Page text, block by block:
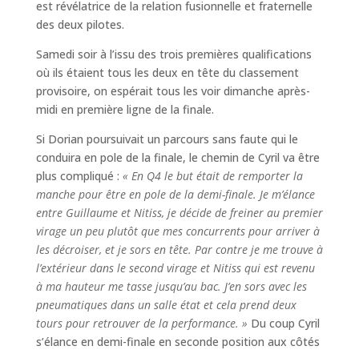
est révélatrice de la relation fusionnelle et fraternelle
des deux pilotes.
Samedi soir à l’issu des trois premières qualifications
où ils étaient tous les deux en tête du classement
provisoire, on espérait tous les voir dimanche après-
midi en première ligne de la finale.
Si Dorian poursuivait un parcours sans faute qui le
conduira en pole de la finale, le chemin de Cyril va être
plus compliqué : « En Q4 le but était de remporter la
manche pour être en pole de la demi-finale. Je m’élance
entre Guillaume et Nitiss, je décide de freiner au premier
virage un peu plutôt que mes concurrents pour arriver à
les décroiser, et je sors en tête. Par contre je me trouve à
l’extérieur dans le second virage et Nitiss qui est revenu
à ma hauteur me tasse jusqu’au bac. J’en sors avec les
pneumatiques dans un salle état et cela prend deux
tours pour retrouver de la performance. » Du coup Cyril
s’élance en demi-finale en seconde position aux côtés